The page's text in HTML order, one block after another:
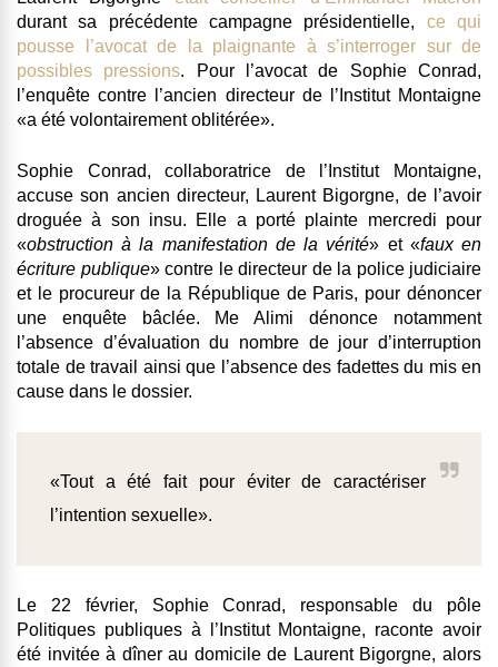
durant sa précédente campagne présidentielle, ce qui
pousse l’avocat de la plaignante à s’interroger sur de
possibles pressions. Pour l’avocat de Sophie Conrad,
l’enquête contre l’ancien directeur de l’Institut Montaigne
«a été volontairement oblitérée».
Sophie Conrad, collaboratrice de l’Institut Montaigne,
accuse son ancien directeur, Laurent Bigorgne, de l’avoir
droguée à son insu. Elle a porté plainte mercredi pour
«obstruction à la manifestation de la vérité» et «faux en
écriture publique» contre le directeur de la police judiciaire
et le procureur de la République de Paris, pour dénoncer
une enquête bâclée. Me Alimi dénonce notamment
l’absence d’évaluation du nombre de jour d’interruption
totale de travail ainsi que l’absence des fadettes du mis en
cause dans le dossier.
«Tout a été fait pour éviter de caractériser
l’intention sexuelle».
Le 22 février, Sophie Conrad, responsable du pôle
Politiques publiques à l’Institut Montaigne, raconte avoir
été invitée à dîner au domicile de Laurent Bigorgne, alors